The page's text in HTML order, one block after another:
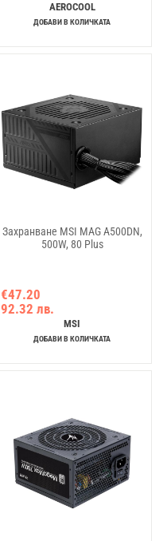
AEROCOOL
ДОБАВИ В КОЛИЧКАТА
Захранване MSI MAG A500DN,
500W, 80 Plus
€47.20
92.32 лв.
MSI
ДОБАВИ В КОЛИЧКАТА